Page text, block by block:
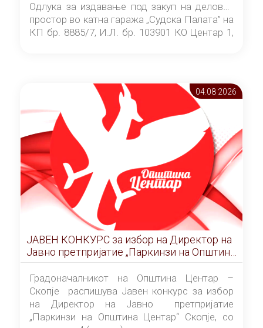
Одлука за издавање под закуп на деловен
простор во катна гаража „Судска Палата” на
КП бр. 8885/7, И.Л. бр. 103901 КО Центар 1,
Скопје” број 9/2026), за времетраење од 3
(три) години од денот на потпишувањето на
Договорот за закуп со најповолниот
понудувач.
04.08 2026
ЈАВЕН КОНКУРС за избор на Директор на
Јавно претпријатие „Паркинзи на Општина
Центар“ – Скопје
Градоначалникот на Општина Центар –
Скопје распишува Јавен конкурс за избор
на Директор на Јавно претпријатие
„Паркинзи на Општина Центар“ Скопје, со